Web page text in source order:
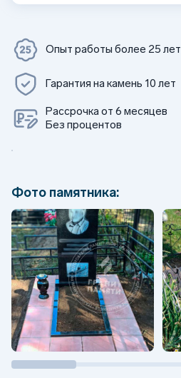
Опыт работы более 25 лет
Гарантия на камень 10 лет
Рассрочка от 6 месяцев
Без процентов
Фото памятника: